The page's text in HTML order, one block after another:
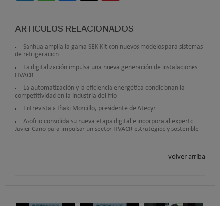
ARTÍCULOS RELACIONADOS
Sanhua amplía la gama SEK Kit con nuevos modelos para sistemas
de refrigeración
La digitalización impulsa una nueva generación de instalaciones
HVACR
La automatización y la eficiencia energética condicionan la
competitividad en la industria del frío
Entrevista a Iñaki Morcillo, presidente de Atecyr
Asofrio consolida su nueva etapa digital e incorpora al experto
Javier Cano para impulsar un sector HVACR estratégico y sostenible
volver arriba